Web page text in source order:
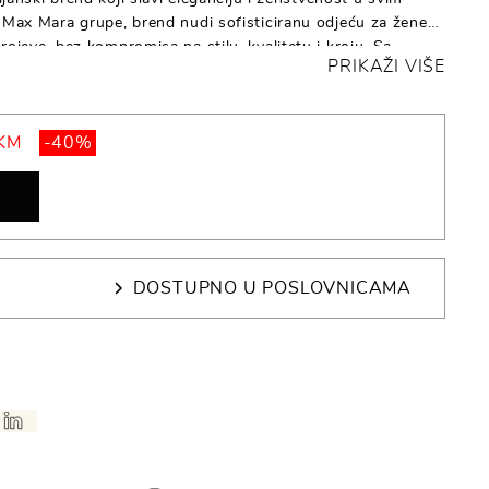
Mara grupe, brend nudi sofisticiranu odjeću za žene
bez kompromisa na stilu, kvalitetu i kroju. Sa
modernim siluetama, Marina Rinaldi postavlja standarde u
PRIKAŽI VIŠE
-40%
DOSTUPNO U POSLOVNICAMA